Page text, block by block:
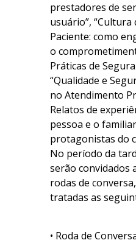
prestadores de
usuário”, “Cultura
Paciente: como
o
Práticas de
“Qualidade e
no Atendimento
Relatos de
pessoa e o
protagonistas do
No período da
serão convidados
rodas de
tratadas as
• Roda de